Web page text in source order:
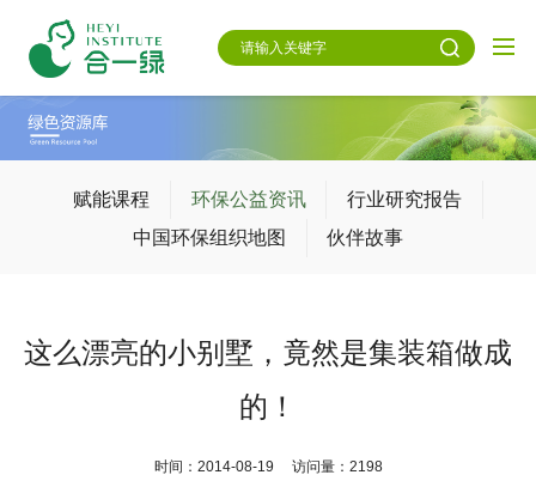
赋能课程 环保公益资讯
行业研究报告
中国环保组织地图
伙伴故事
这么漂亮的小别墅，竟然是集装箱做成
的！
时间：2014-08-19 访问量：2198